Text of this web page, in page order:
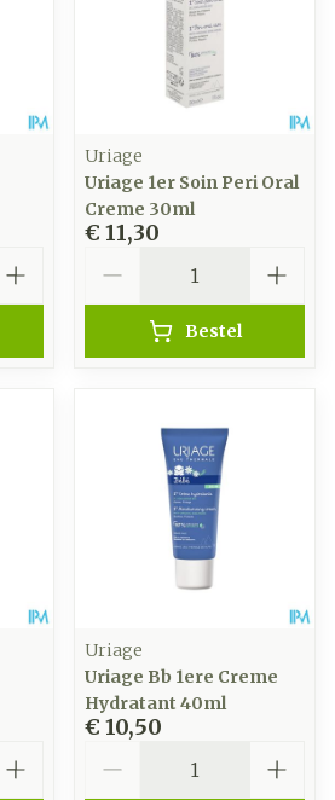
Uriage
Uriage 1er Soin Peri Oral
Creme 30ml
€ 11,30
Bestel
Uriage
Uriage Bb 1ere Creme
Hydratant 40ml
€ 10,50